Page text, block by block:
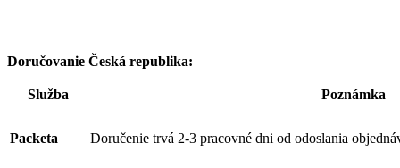
Doručovanie Česká republika:
Služba Poznámka
Packeta Doručenie trvá 2-3 pracovné dni od odoslania